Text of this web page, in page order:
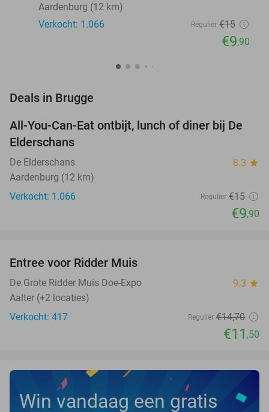
Aardenburg (12 km)
Verkocht: 1.066
Regulier €15
€9,90
Deals in Brugge
34%
All-You-Can-Eat ontbijt, lunch of diner bij De
Elderschans
De Elderschans 8.3 star
Aardenburg (12 km)
Verkocht: 1.066
Regulier €15
€9,90
Entree voor Ridder Muis
De Grote Ridder Muis Doe-Expo 9.3 star
Aalter (+2 locaties)
Verkocht: 417
Regulier €14,70
€11 ,50
Win vandaag een gratis